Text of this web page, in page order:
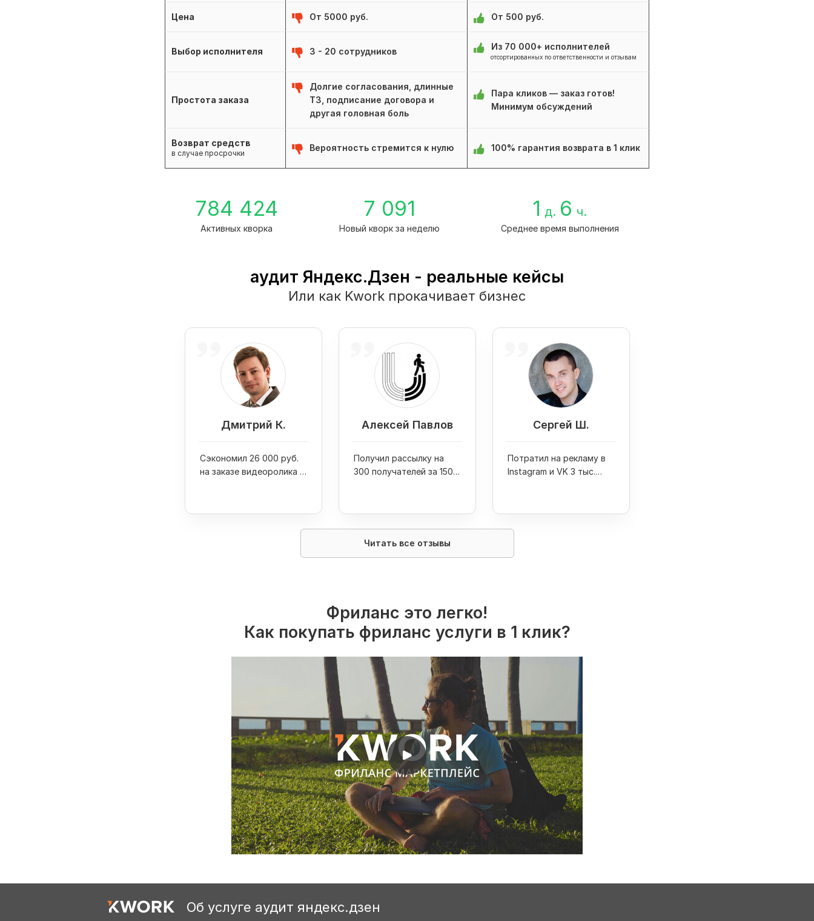
Цена От 5000 руб. От 500 руб.
Выбор исполнителя 3 - 20 сотрудников Из 70 000+ исполнителей
отсортированных по ответственности и отзывам
Простота заказа
Долгие согласования, длинные
ТЗ, подписание договора и
другая головная боль
Пара кликов — заказ готов!
Минимум обсуждений
Возврат средств
в случае просрочки
Вероятность стремится к нулю 100% гарантия возврата в 1 клик
784 424
Активных кворка
7 091
Новый кворк за неделю
1 д. 6 ч.
Среднее время выполнения
аудит Яндекс.Дзен - реальные кейсы
Или как Kwork прокачивает бизнес
Дмитрий К.
Сэкономил 26 000 руб.
на заказе видеоролика и
Алексей Павлов
Получил рассылку на
300 получателей за 1500
Сергей Ш.
Потратил на рекламу в
Instagram и VK 3 тыс.
Читать все отзывы
Фриланс это легко!
Как покупать фриланс услуги в 1 клик?
Об услуге аудит яндекс.дзен